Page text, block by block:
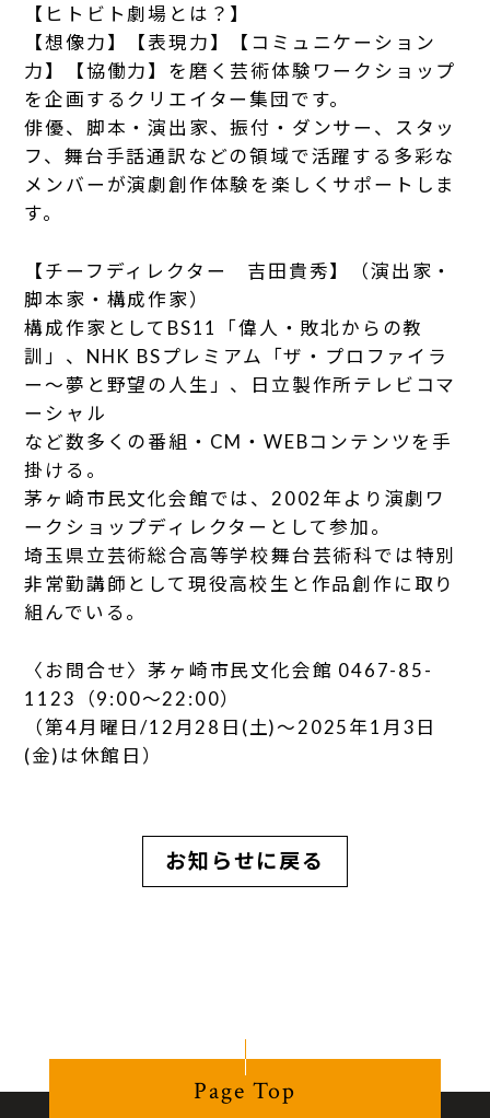
【ヒトビト劇場とは？】
【想像力】【表現力】【コミュニケーション
力】【協働力】を磨く芸術体験ワークショップ
を企画するクリエイター集団です。
俳優、脚本・演出家、振付・ダンサー、スタッ
フ、舞台手話通訳などの領域で活躍する多彩な
メンバーが演劇創作体験を楽しくサポートしま
す。
【チーフディレクター 吉田貴秀】（演出家・
脚本家・構成作家）
構成作家としてBS11「偉人・敗北からの教
訓」、NHK BSプレミアム「ザ・プロファイラ
ー～夢と野望の人生」、日立製作所テレビコマ
ーシャル
など数多くの番組・CM・WEBコンテンツを手
掛ける。
茅ヶ崎市民文化会館では、2002年より演劇ワ
ークショップディレクターとして参加。
埼玉県立芸術総合高等学校舞台芸術科では特別
非常勤講師として現役高校生と作品創作に取り
組んでいる。
〈お問合せ〉茅ヶ崎市民文化会館 0467-85-
1123（9:00～22:00）
（第4月曜日/12月28日(土)～2025年1月3日
(金)は休館日）
お知らせに戻る
Page Top